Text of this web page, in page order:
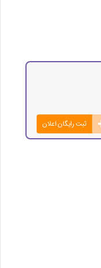
ثبت رایگان اعلان